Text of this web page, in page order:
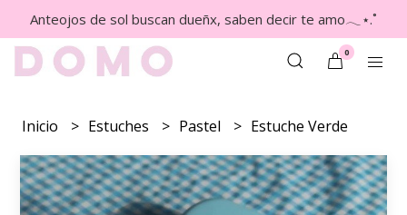
Anteojos de sol buscan dueñx, saben decir te amo𓂃⋆.˚
0
Inicio Estuches Pastel Estuche Verde